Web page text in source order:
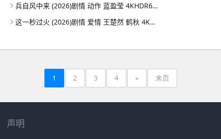
兵自风中来 (2026)剧情 动作 蓝盈莹 4KHDR60FPS 更新30集
这一秒过火 (2026)剧情 爱情 王楚然 鹤秋 4KHDR60FPS 超前更新33集完结
1 2 3 4 » 末页
声明